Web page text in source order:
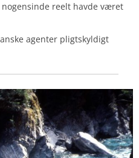
nogensinde reelt havde været
agenter pligtskyldigt